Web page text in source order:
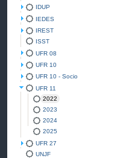
IDUP
IEDES
IREST
ISST
UFR 08
UFR 10
UFR 10 - Socio
UFR 11
2022
2023
2024
2025
UFR 27
UNJF